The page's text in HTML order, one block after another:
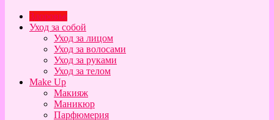
Здоровье
Уход за собой
Уход за лицом
Уход за волосами
Уход за руками
Уход за телом
Make Up
Макияж
Маникюр
Парфюмерия